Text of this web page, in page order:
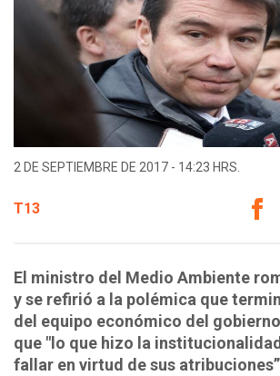
2 DE SEPTIEMBRE DE 2017 - 14:23 HRS.
T13
El ministro del Medio Ambiente
y se refirió a la polémica que
del equipo económico del
que "lo que hizo la
fallar en virtud de sus